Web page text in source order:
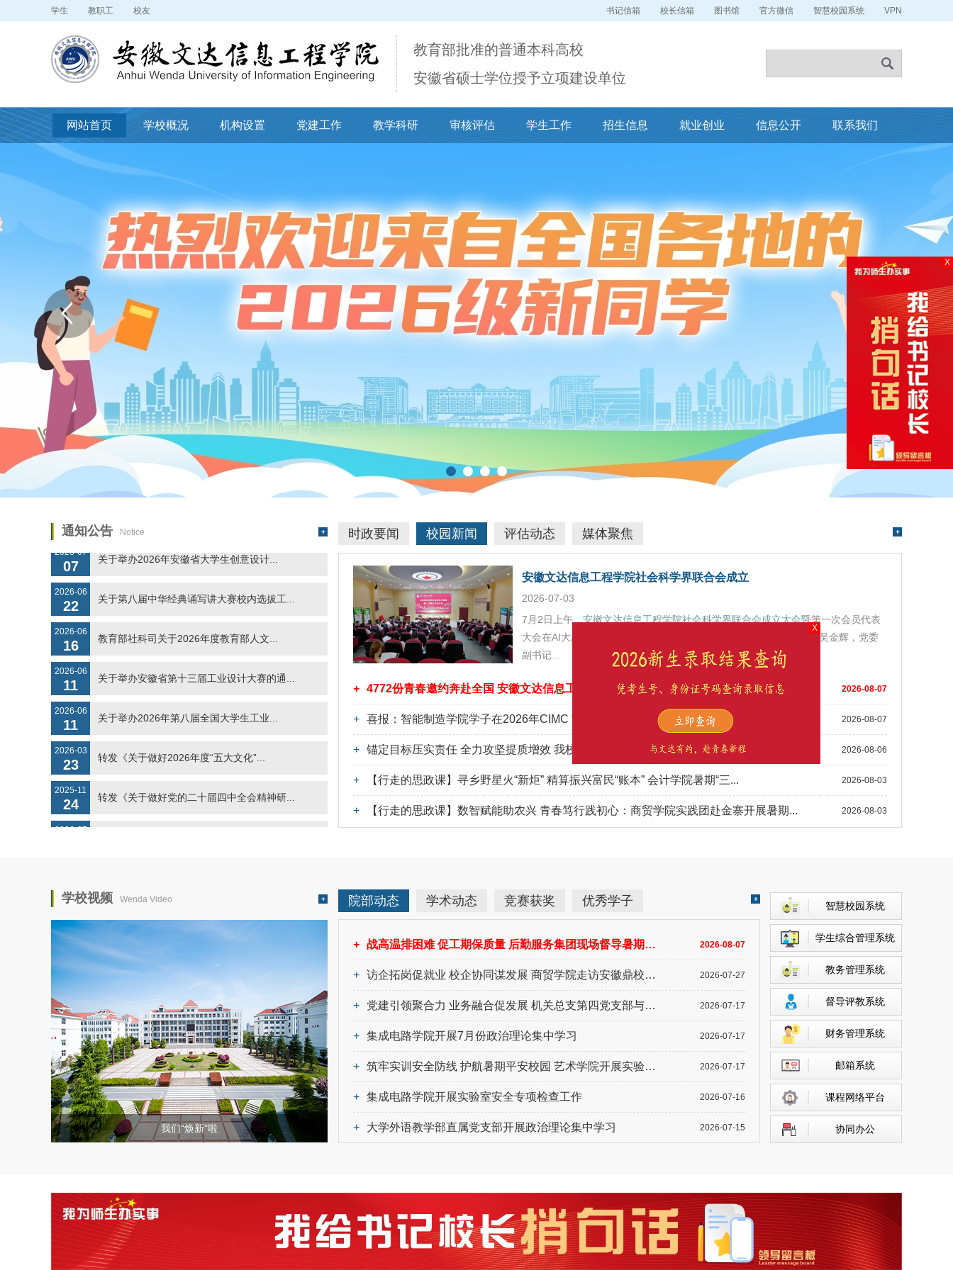
X
X
学生 教职工 校友 书记信箱 校长信箱 图书馆 官方微信 智慧校园系统 VPN
教育部批准的普通本科高校
安徽省硕士学位授予立项建设单位
网站首页 学校概况 机构设置 党建工作 教学科研 审核评估 学生工作 招生信息 就业创业 信息公开 联系我们
通知公告 Notice
2025-11
24 转发《关于做好党的二十届四中全会精神研...
2026-07
17 安徽文达信息工程学院2026年下半年招...
17 安徽文达信息工程学院诚聘海内外优秀人才
2026-07
2026-07
07
2026-06
22
2026-06
16
2026-06
11
2026-06
11
2026-03
23
2025-11
24
2026-07
17
2026-07
14 关于举办2026第三届教育信息技术应用...
2026-07
07 关于举办2026年安徽省大学生创意设计...
22 关于第八届中华经典诵写讲大赛校内选拔工...
2026-06
16 教育部社科司关于2026年度教育部人文...
2026-06
11 关于举办安徽省第十三届工业设计大赛的通...
时政要闻 校园新闻 评估动态 媒体聚焦
安徽文达信息工程学院社会科学界联合会成立
2026-07-03
7月2日上午，安徽文达信息工程学院社会科学界联合会成立大会暨第一次会员代表
大会在AI大思政中心隆重举行。省社科联秘书长韩修良，校党委书记吴金辉，党委
副书记...
+ 4772份青春邀约奔赴全国 安徽文达信息工程学院2026年招生录取工作全面完 2026-08-07
+ 喜报：智能制造学院学子在2026年CIMC “西门子杯” 中国智能制造挑战赛 2026-08-07
+ 锚定目标压实责任 全力攻坚提质增效 我校召开2026届毕业生暑期就业工作推进 2026-08-06
+ 【行走的思政课】寻乡野星火“新炬” 精算振兴富民“账本” 会计学院暑期“三... 2026-08-03
+ 【行走的思政课】数智赋能助农兴 青春笃行践初心：商贸学院实践团赴金寨开展暑期... 2026-08-03
学校视频 Wenda Video
我们“焕新”啦
院部动态 学术动态 竞赛获奖 优秀学子
+ 战高温排困难 促工期保质量 后勤服务集团现场督导暑期改造攻坚 2026-08-07
+ 访企拓岗促就业 校企协同谋发展 商贸学院走访安徽鼎校教育科技有限公司 2026-07-27
+ 党建引领聚合力 业务融合促发展 机关总支第四党支部与第五党支部联合开展实验室建设招标工作专题研讨 2026-07-17
+ 集成电路学院开展7月份政治理论集中学习 2026-07-17
+ 筑牢实训安全防线 护航暑期平安校园 艺术学院开展实验室安全专项检查 2026-07-17
+ 集成电路学院开展实验室安全专项检查工作 2026-07-16
+ 大学外语教学部直属党支部开展政治理论集中学习 2026-07-15
智慧校园系统
学生综合管理系统
教务管理系统
督导评教系统
财务管理系统
邮箱系统
课程网络平台
协同办公